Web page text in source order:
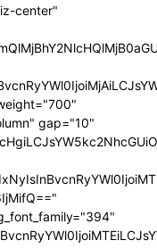
center"
gap="10"